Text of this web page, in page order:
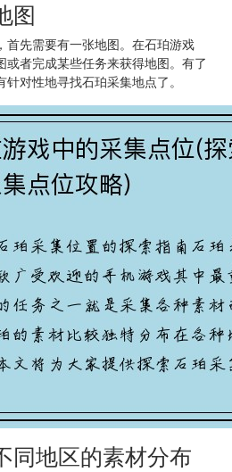
图
首先需要有一张地图。在石珀游戏
或者完成某些任务来获得地图。有了
对性地寻找石珀采集地点了。
同地区的素材分布